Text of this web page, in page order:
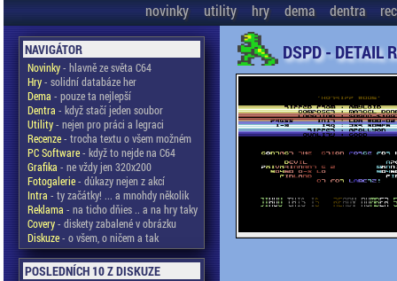
novinky utility hry dema dentra
NAVIGÁTOR
Novinky- hlavně ze světa C64
Hry- solidní databáze her
Dema - pouze ta nejlepší
Dentra - když stačí jeden soubor
Utility- nejen pro práci a legraci
Recenze- trocha textu o všem možném
PC Software- když to nejde na C64
Grafika - ne vždy jen 320x200
Fotogalerie- důkazy nejen z akcí
Intra - ty začátky! ... a mnohdy několik
Reklama - na ticho dňies .. a na hry taky
Covery- diskety zabalené v obrázku
Diskuze- o všem, o ničem a tak
POSLEDNÍCH 10 Z DISKUZE
DSPD - DETAIL